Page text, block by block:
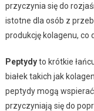
przyczynia się do
istotne dla osób z
produkcję kolagenu, co
Peptydyto krótkie
białek takich jak
peptydy mogą
przyczyniają się do